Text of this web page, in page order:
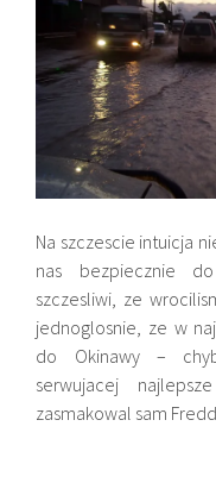
Na szczescie intuicja
nas bezpiecznie
szczesliwi, ze
jednoglosnie, ze w
do Okinawy –
serwujacej
zasmakowal sam